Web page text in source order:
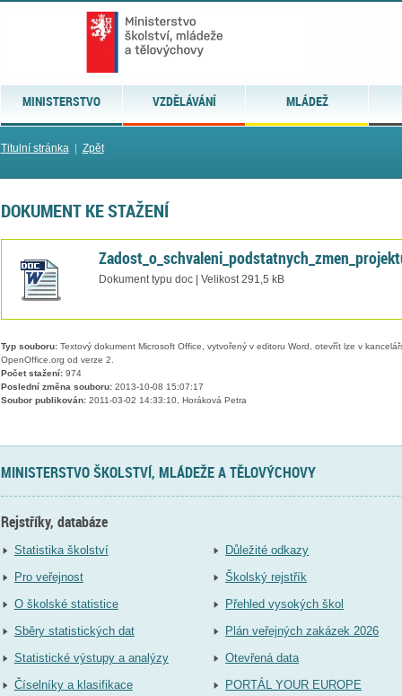
MINISTERSTVO VZDĚLÁVÁNÍ MLÁDEŽ
Titulní stránka| Zpět
DOKUMENT KE STAŽENÍ
Dokument typu doc | Velikost 291,5 kB
Typ souboru:Textový dokument Microsoft Office, vytvořený v editoru Word, otevřít lze v
OpenOffice.org od verze 2.
Počet stažení:974
Poslední změna souboru:2013-10-08 15:07:17
Soubor publikován:2011-03-02 14:33:10, Horáková Petra
MINISTERSTVO ŠKOLSTVÍ, MLÁDEŽE A TĚLOVÝCHOVY
Rejstříky, databáze
Statistika školství
Pro veřejnost
O školské statistice
Sběry statistických dat
Statistické výstupy a analýzy
Číselníky a klasifikace
Důležité odkazy
Školský rejstřík
Přehled vysokých škol
Plán veřejných zakázek 2026
Otevřená data
PORTÁL YOUR EUROPE